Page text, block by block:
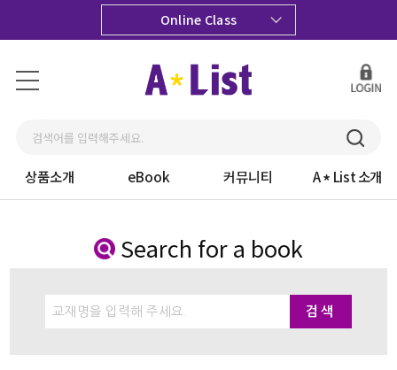
Online Class
상품소개 eBook 커뮤니티 A List 소개
Search for a book